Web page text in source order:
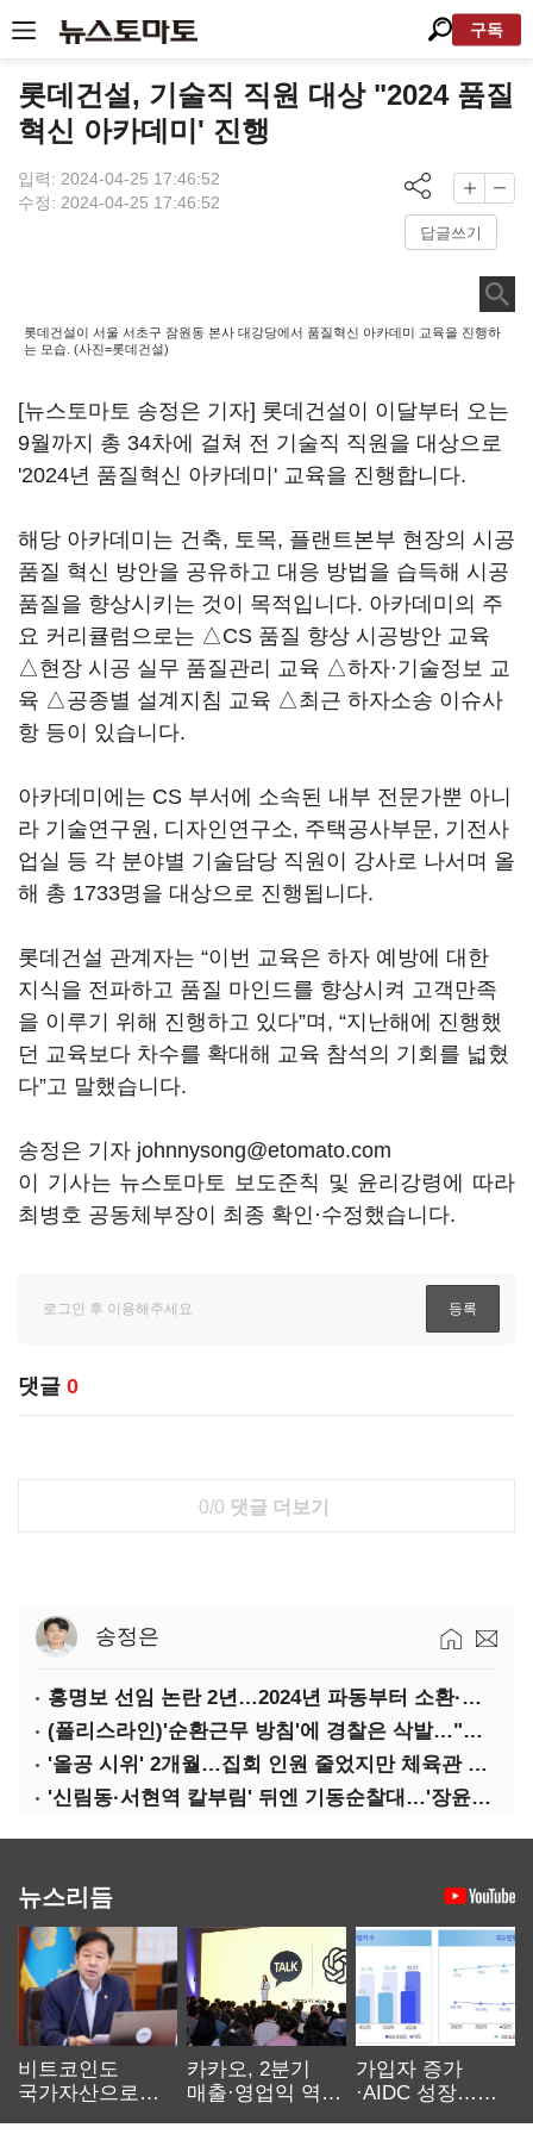
구독
롯데건설, 기술직 직원 대상 "2024 품질
혁신 아카데미' 진행
입력: 2024-04-25 17:46:52
수정: 2024-04-25 17:46:52
답글쓰기
롯데건설이 서울 서초구 잠원동 본사 대강당에서 품질혁신 아카데미 교육을 진행하
는 모습. (사진=롯데건설)
[뉴스토마토 송정은 기자] 롯데건설이 이달부터 오는
9월까지 총 34차에 걸쳐 전 기술직 직원을 대상으로
'2024년 품질혁신 아카데미' 교육을 진행합니다.
해당 아카데미는 건축, 토목, 플랜트본부 현장의 시공
품질 혁신 방안을 공유하고 대응 방법을 습득해 시공
품질을 향상시키는 것이 목적입니다. 아카데미의 주
요 커리큘럼으로는 △CS 품질 향상 시공방안 교육
△현장 시공 실무 품질관리 교육 △하자·기술정보 교
육 △공종별 설계지침 교육 △최근 하자소송 이슈사
항 등이 있습니다.
아카데미에는 CS 부서에 소속된 내부 전문가뿐 아니
라 기술연구원, 디자인연구소, 주택공사부문, 기전사
업실 등 각 분야별 기술담당 직원이 강사로 나서며 올
해 총 1733명을 대상으로 진행됩니다.
롯데건설 관계자는 “이번 교육은 하자 예방에 대한
지식을 전파하고 품질 마인드를 향상시켜 고객만족
을 이루기 위해 진행하고 있다”며, “지난해에 진행했
던 교육보다 차수를 확대해 교육 참석의 기회를 넓혔
다”고 말했습니다.
송정은 기자 johnnysong@etomato.com
이 기사는 뉴스토마토 보도준칙 및 윤리강령에 따라
최병호 공동체부장이 최종 확인·수정했습니다.
댓글 0
0/0 댓글 더보기
송정은
홍명보 선임 논란 2년…2024년 파동부터 소환·압색까지
(폴리스라인)'순환근무 방침'에 경찰은 삭발…"베테랑·수사력 보강 먼저"
'올공 시위' 2개월…집회 인원 줄었지만 체육관 봉쇄 계속
'신림동·서현역 칼부림' 뒤엔 기동순찰대…'장윤기 은폐·조작' 후엔 내부비리수사대
뉴스리듬
비트코인도
국가자산으로…'
카카오, 2분기
매출·영업익 역대
가입자 증가
·AIDC 성장…